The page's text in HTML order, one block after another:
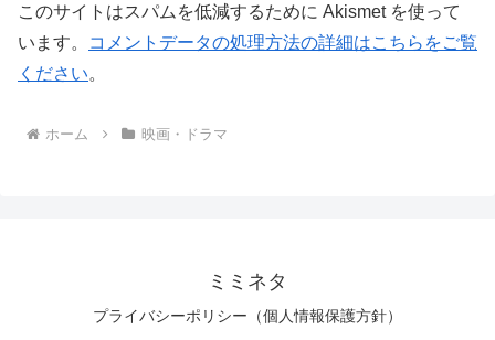
このサイトはスパムを低減するために Akismet を使って
います。
コメントデータの処理方法の詳細はこちらをご覧
ください。
ホーム 映画・ドラマ
ミミネタ
プライバシーポリシー（個人情報保護方針）